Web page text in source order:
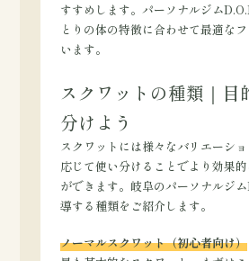
すすめします。パーソナルジム
とりの体の特徴に合わせて最適な
います。
スクワットの種類｜目
分けよう
スクワットには様々なバリエーシ
応じて使い分けることでより効果
ができます。岐阜のパーソナルジ
導する種類をご紹介します。
ノーマルスクワット（初心者向け）